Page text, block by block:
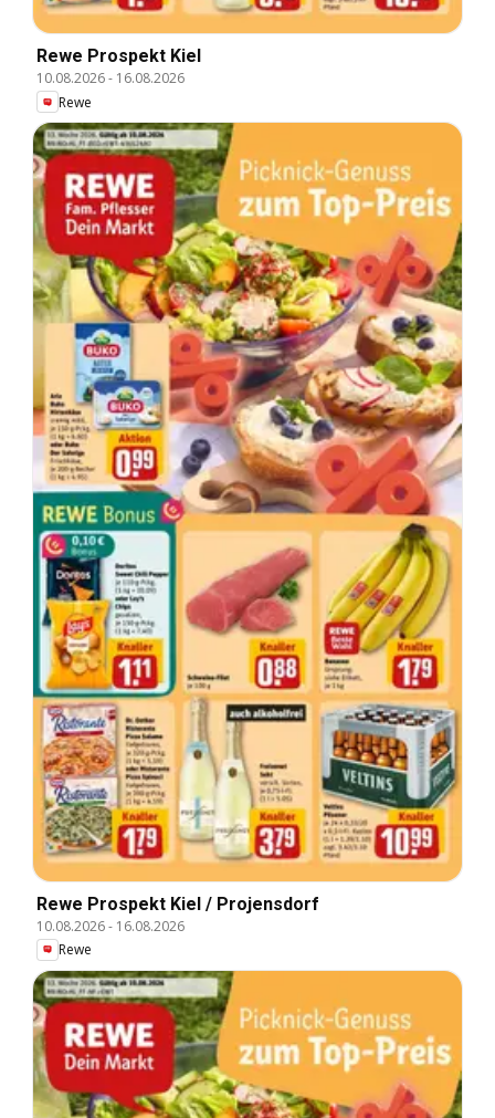
Rewe Prospekt Kiel
10.08.2026- 16.08.2026
Rewe
Rewe Prospekt Kiel / Projensdorf
10.08.2026- 16.08.2026
Rewe